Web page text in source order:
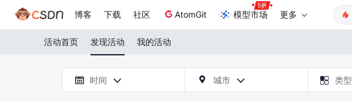
博客 下载 社区 AtomGit 模型市场 更多
活动首页 发现活动 我的活动
 时间   城市   类型